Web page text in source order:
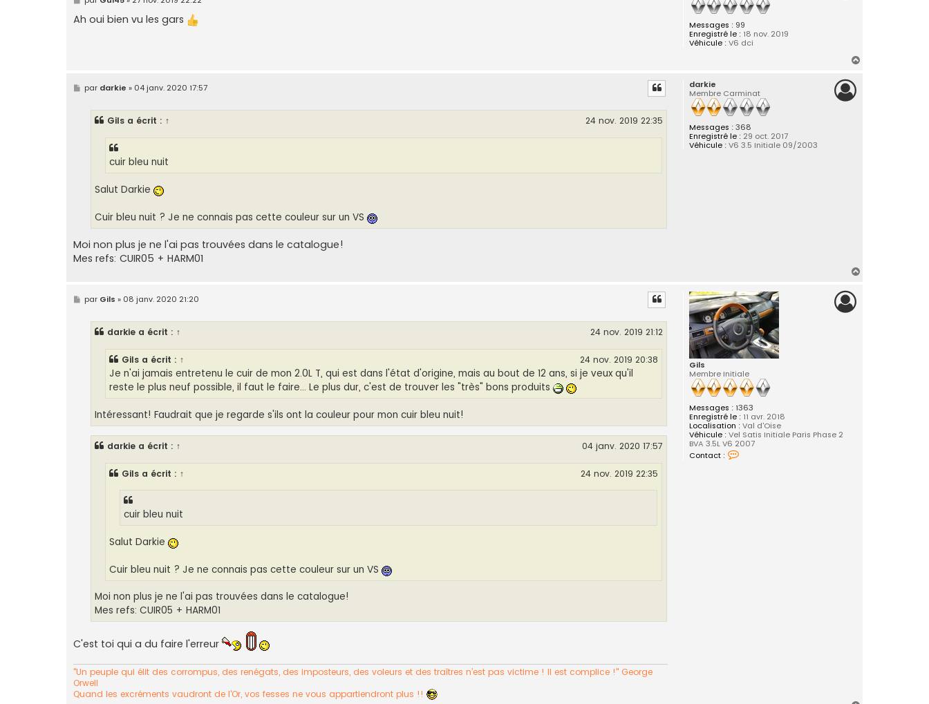
Messages : 99
Enregistré le : 18 nov. 2019
Véhicule : V6 dci
e
s
s
Ah oui bien vu les gars
darkie
Membre Carminat
Messages : 368
Enregistré le : 29 oct. 2017
Véhicule : V6 3.5 Initiale 09/2003
M
e
par darkie » 04 janv. 2020 17:57
Gils a écrit : ↑ 24 nov. 2019 22:35
cuir bleu nuit
Salut Darkie
Cuir bleu nuit ? Je ne connais pas cette couleur sur un VS
Moi non plus je ne l'ai pas trouvées dans le catalogue!
Mes refs: CUIR05 + HARM01
Gils
Membre Initiale
Messages : 1363
Enregistré le : 11 avr. 2018
Localisation : Val d'Oise
Véhicule : Vel Satis Initiale Paris Phase 2
BVA 3.5L V6 2007
Contact :
M
e
par Gils » 08 janv. 2020 21:20
darkie a écrit : ↑ 24 nov. 2019 21:12
Gils a écrit : ↑ 24 nov. 2019 20:38
Je n'ai jamais entretenu le cuir de mon 2.0L T, qui est dans l'état d'origine, mais au bout de 12 ans, si je veux qu'il
reste le plus neuf possible, il faut le faire... Le plus dur, c'est de trouver les "très" bons produits
Intéressant! Faudrait que je regarde s'ils ont la couleur pour mon cuir bleu nuit!
darkie a écrit : ↑ 04 janv. 2020 17:57
Gils a écrit : ↑ 24 nov. 2019 22:35
cuir bleu nuit
Salut Darkie
Cuir bleu nuit ? Je ne connais pas cette couleur sur un VS
Moi non plus je ne l'ai pas trouvées dans le catalogue!
Mes refs: CUIR05 + HARM01
C'est toi qui a du faire l'erreur
"Un peuple qui élit des corrompus, des renégats, des imposteurs, des voleurs et des traîtres n’est pas victime ! Il est complice !" George
Orwell
Quand les excréments vaudront de l'Or, vos fesses ne vous appartiendront plus !!